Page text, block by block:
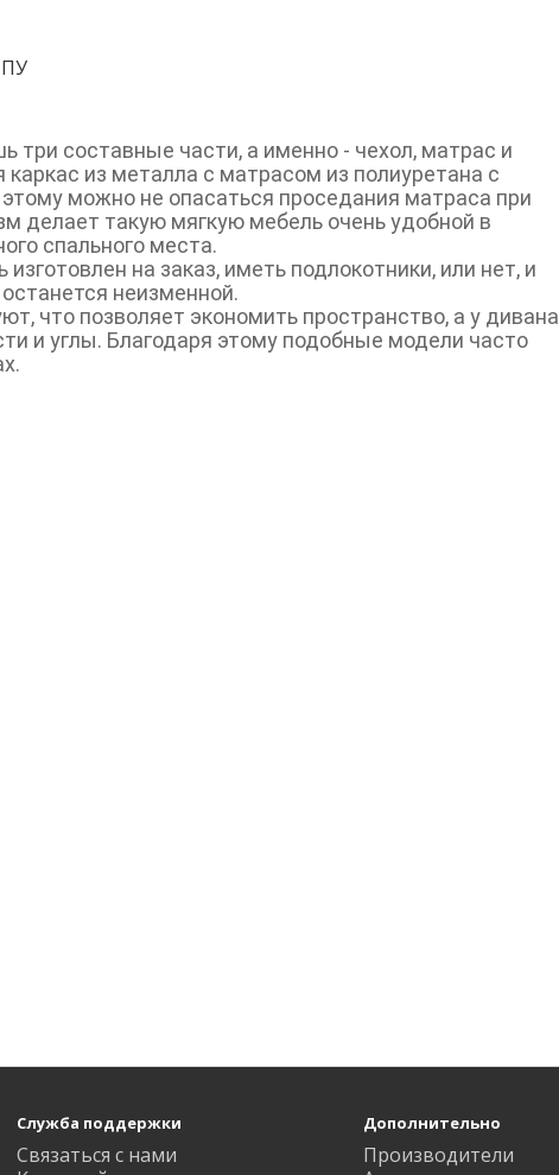
три составные части, а именно - чехол, матрас и
каркас из металла с матрасом из полиуретана с
можно не опасаться проседания матраса при
делает такую мягкую мебель очень удобной в
спального места.
на заказ, иметь подлокотники, или нет, и
неизменной.
что позволяет экономить пространство, а у дивана
и углы. Благодаря этому подобные модели часто
Служба поддержки
Связаться с нами
Дополнительно
Производители